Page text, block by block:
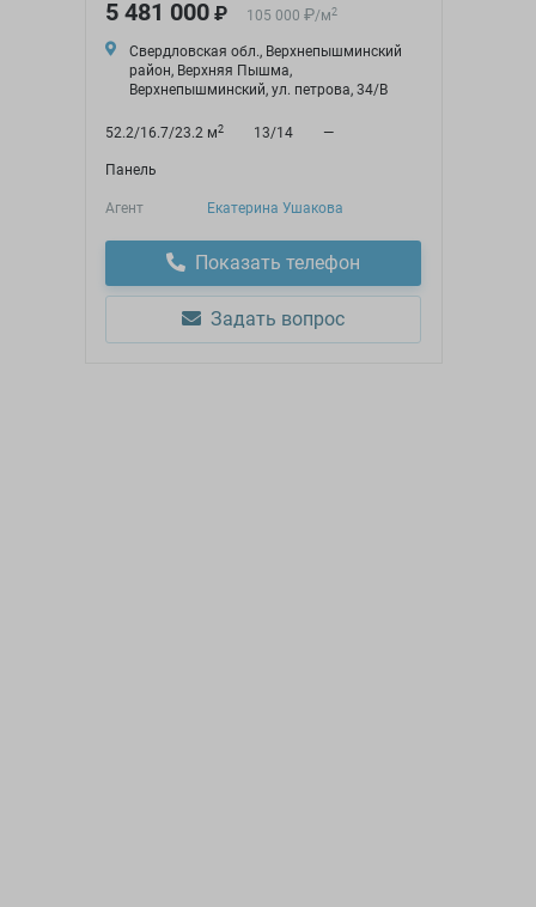
5 481 000₽ 105 000 ₽/м2
Свердловская обл., Верхнепышминский
район, Верхняя Пышма,
Верхнепышминский, ул. петрова, 34/В
52.2/16.7/23.2 м2 13/14 —
Панель
Агент Екатерина Ушакова
Показать телефон
Задать вопрос